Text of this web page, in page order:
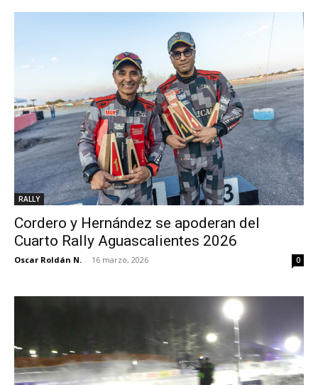
RALLY
Cordero y Hernández se apoderan del
Cuarto Rally Aguascalientes 2026
Oscar Roldán N. - 16 marzo, 2026 0